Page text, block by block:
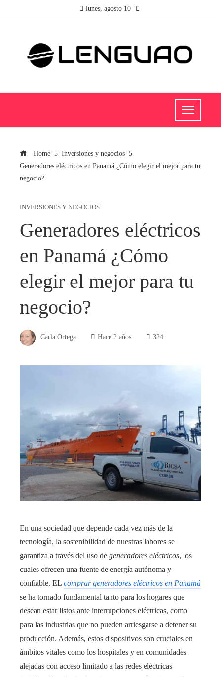
lunes, agosto 10
Home
Inversiones y negocios
Generadores eléctricos en Panamá ¿Cómo elegir el mejor para tu
negocio?
INVERSIONES Y NEGOCIOS
Generadores eléctricos
en Panamá ¿Cómo
elegir el mejor para tu
negocio?
Carla Ortega Hace 2 años 324
En una sociedad que depende cada vez más de la
tecnología, la sostenibilidad de nuestras labores se
garantiza a través del uso de generadores eléctricos, los
cuales ofrecen una fuente de energía autónoma y
confiable. EL comprar generadores eléctricos en Panamá
se ha tornado fundamental tanto para los hogares que
desean estar listos ante interrupciones eléctricas, como
para las industrias que no pueden arriesgarse a detener su
producción. Además, estos dispositivos son cruciales en
ámbitos vitales como los hospitales y en comunidades
alejadas con acceso limitado a las redes eléctricas